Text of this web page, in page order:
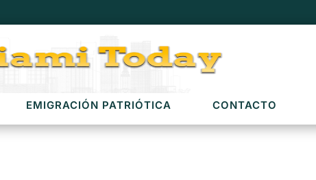
EMIGRACIÓN PATRIÓTICA CONTACTO